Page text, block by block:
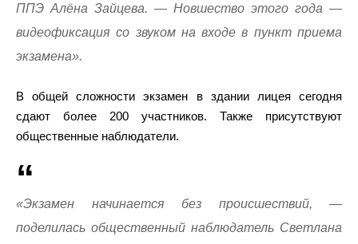
ППЭ Алёна Зайцева. — Новшество этого года —
видеофиксация со звуком на входе в пункт приема
экзамена».
В общей сложности экзамен в здании лицея сегодня
сдают более 200 участников. Также присутствуют
общественные наблюдатели.
«Экзамен начинается без происшествий, —
поделилась общественный наблюдатель Светлана